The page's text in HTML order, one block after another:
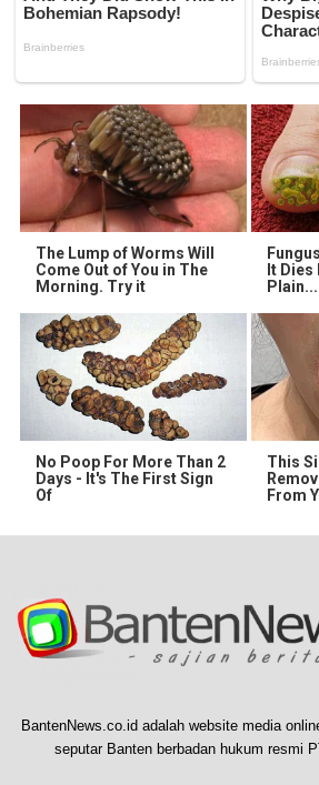
The Lump of Worms Will
Come Out of You in The
Morning. Try it
It
Plain...
No Poop For More Than 2
Days - It's The First Sign
Of
This
From
BantenNews.co.id adalah website media
seputar Banten berbadan hukum resmi